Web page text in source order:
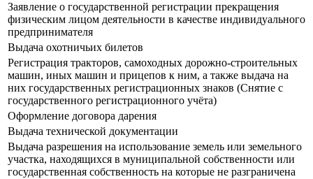
Заявление о государственной регистрации прекращения
физическим лицом деятельности в качестве индивидуального
предпринимателя
Выдача охотничьих билетов
Регистрация тракторов, самоходных дорожно-строительных
машин, иных машин и прицепов к ним, а также выдача на
них государственных регистрационных знаков (Снятие с
государственного регистрационного учёта)
Оформление договора дарения
Выдача технической документации
Выдача разрешения на использование земель или земельного
участка, находящихся в муниципальной собственности или
государственная собственность на которые не разграничена